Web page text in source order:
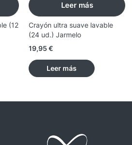
(12
Leer más
Crayón ultra suave lavable
(24 ud.) Jarmelo
19,95 €
Leer más